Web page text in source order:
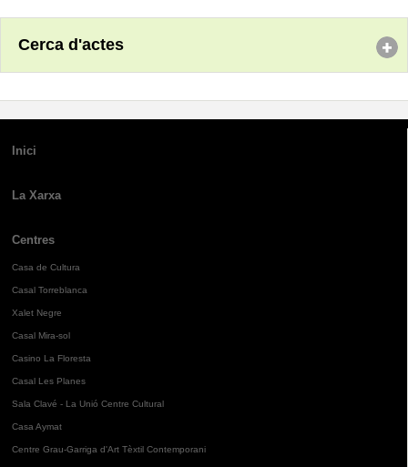
Cerca d'actes
Inici
La Xarxa
Centres
Casa de Cultura
Casal Torreblanca
Xalet Negre
Casal Mira-sol
Casino La Floresta
Casal Les Planes
Sala Clavé - La Unió Centre Cultural
Casa Aymat
Centre Grau-Garriga d'Art Tèxtil Contemporani